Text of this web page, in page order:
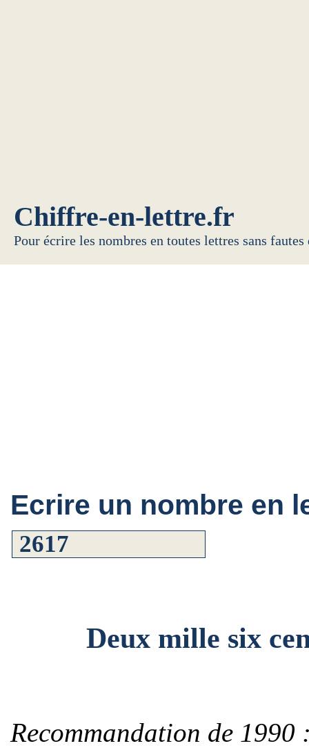
Chiffre-en-lettre.fr
Pour écrire les nombres en toutes lettres sans
Ecrire un nombre en
Deux mille six
Recommandation de 1990